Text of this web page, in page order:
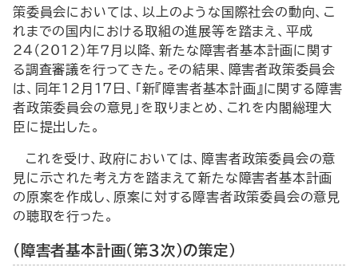
策委員会においては、以上のような国際社会の動向、こ
れまでの国内における取組の進展等を踏まえ、平成
24（2012）年７月以降、新たな障害者基本計画に関す
る調査審議を行ってきた。その結果、障害者政策委員会
は、同年12月17日、「新『障害者基本計画』に関する障害
者政策委員会の意見」を取りまとめ、これを内閣総理大
臣に提出した。
これを受け、政府においては、障害者政策委員会の意
見に示された考え方を踏まえて新たな障害者基本計画
の原案を作成し、原案に対する障害者政策委員会の意見
の聴取を行った。
（障害者基本計画（第３次）の策定）